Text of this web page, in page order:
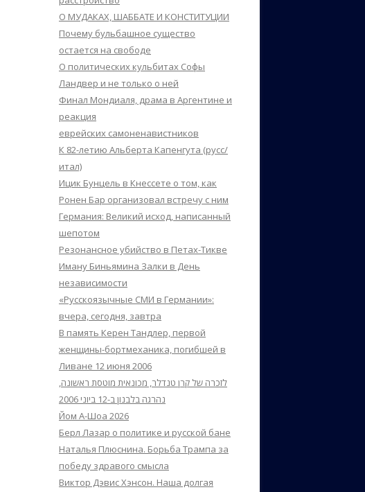
О МУДАКАХ, ШАББАТЕ И КОНСТИТУЦИИ
Почему бульбашное существо
остается на свободе
О политических кульбитах Софы
Ландвер и не только о ней
Финал Мондиаля, драма в Аргентине и
реакция
еврейских самоненавистников
К 82-летию Альберта Капенгута (русс/
итал)
Ицик Бунцель в Кнессете о том, как
Ронен Бар организовал встречу с ним
Германия: Великий исход, написанный
шепотом
Резонансное убийство в Петах-Тикве
Иману Биньямина Залки в День
независимости
«Русскоязычные СМИ в Германии»:
вчера, сегодня, завтра
В память Керен Тандлер, первой
женщины-бортмеханика, погибшей в
Ливане 12 июня 2006
לזכרה של קרן טנדלר, מכונאית מוטסת ראשונה,
נהרגה בלבנון ב-12 ביוני 2006
Йом А-Шоа 2026
Берл Лазар о политике и русской бане
Наталья Плюснина. Борьба Трампа за
победу здравого смысла
Виктор Дэвис Хэнсон. Наша долгая